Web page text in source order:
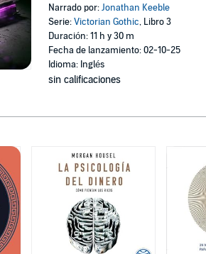
Narrado por:Jonathan Keeble
Serie:Victorian Gothic, Libro 3
Duración: 11 h y 30 m
Fecha de lanzamiento: 02-10-25
Idioma: Inglés
sin calificaciones